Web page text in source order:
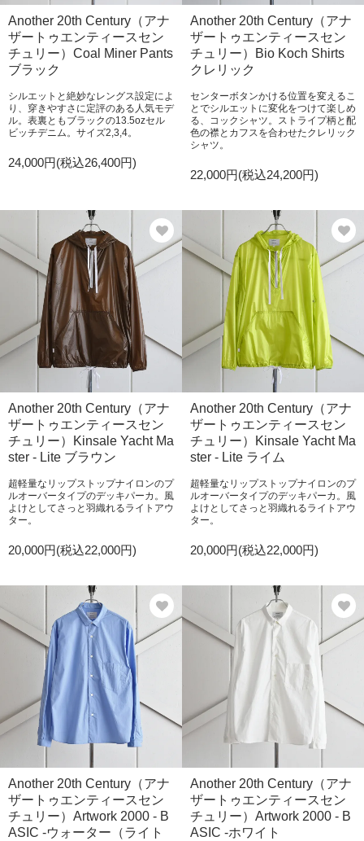
Another 20th Century（アナ
ザートゥエンティースセン
チュリー）Coal Miner Pants
ブラック
シルエットと絶妙なレングス設定によ
り、穿きやすさに定評のある人気モデ
ル。表裏ともブラックの13.5ozセル
ビッチデニム。サイズ2,3,4。
24,000円(税込26,400円)
Another 20th Century（アナ
ザートゥエンティースセン
チュリー）Bio Koch Shirts
クレリック
センターボタンかける位置を変えるこ
とでシルエットに変化をつけて楽しめ
る、コックシャツ。ストライプ柄と配
色の襟とカフスを合わせたクレリック
シャツ。
22,000円(税込24,200円)
Another 20th Century（アナ
ザートゥエンティースセン
チュリー）Kinsale Yacht Ma
ster - Lite ブラウン
超軽量なリップストップナイロンのプ
ルオーバータイプのデッキパーカ。風
よけとしてさっと羽織れるライトアウ
ター。
20,000円(税込22,000円)
Another 20th Century（アナ
ザートゥエンティースセン
チュリー）Kinsale Yacht Ma
ster - Lite ライム
超軽量なリップストップナイロンのプ
ルオーバータイプのデッキパーカ。風
よけとしてさっと羽織れるライトアウ
ター。
20,000円(税込22,000円)
Another 20th Century（アナ
ザートゥエンティースセン
チュリー）Artwork 2000 - B
ASIC -ウォーター（ライト
Another 20th Century（アナ
ザートゥエンティースセン
チュリー）Artwork 2000 - B
ASIC -ホワイト